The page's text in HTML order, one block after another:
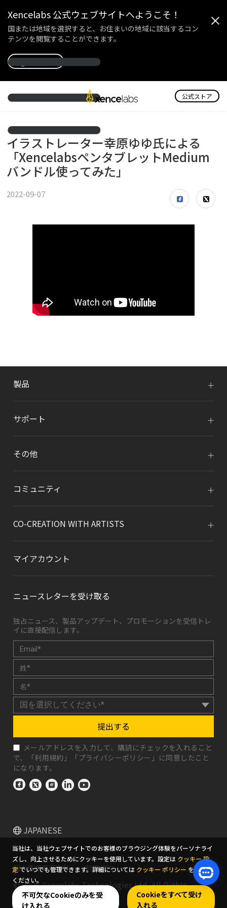
Xencelabs 公式ウェブサイトへようこそ！
国または地域を選択すると、お住まいの地域に該当するコン
テンツを閲覧することができます。
公式ストア
イラストレーター幸原ゆゆ氏による
「XencelabsペンタブレットMedium
バンドル使ってみた」
2022-09-07
製品
サポート
その他
コミュニティ
CO-CREATION WITH ARTISTS
マイアカウント
ニュースレターを受け取る
独占ニュース、製品アップデート、プロモーションを受信トレ
イに直接配信します。
提出する
メールアドレスを入力して、購読にチェックを入れること
で、「利用規約 」「プライバシーポリシー 」に同意したこと
になります。
JAPANESE
個人情報保護方針 利用規約
© 2026 Xencelabs Technologies Ltd. All Rights
Reserved.
当社は、当社ウェブサイトでのお客様のブラウジング体験をパーソナライ
ズし、向上させるためにクッキーを使用しています。設定は クッキー 設
定でいつでも管理できます。詳細については クッキー ポリシー をお読み
ください。
不可欠なCookieのみを受
け入れる
Cookieをすべて受け
入れる